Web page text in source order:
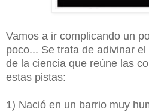
Vamos a ir complicando un
poco... Se trata de adivinar
de la ciencia que reúne las
estas pistas:
1) Nació en un barrio muy